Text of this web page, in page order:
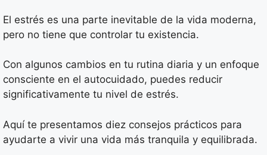
El estrés es una parte inevitable de la vida moderna,
pero no tiene que controlar tu existencia.
Con algunos cambios en tu rutina diaria y un enfoque
consciente en el autocuidado, puedes reducir
significativamente tu nivel de estrés.
Aquí te presentamos diez consejos prácticos para
ayudarte a vivir una vida más tranquila y equilibrada.